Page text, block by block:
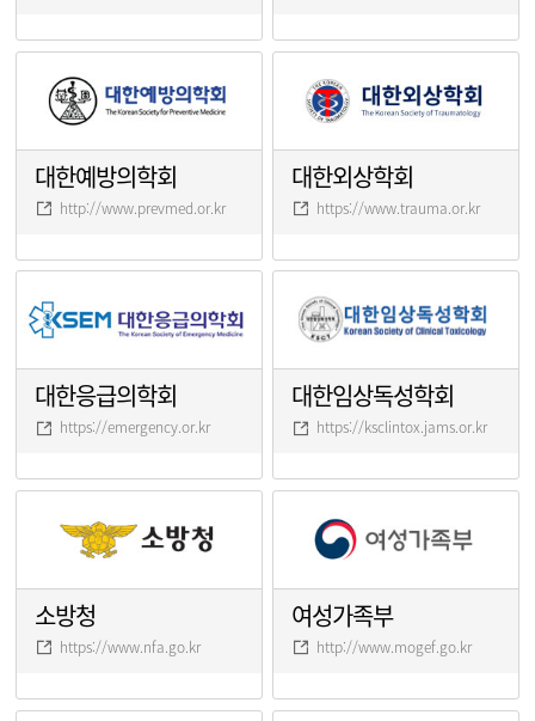
대한예방의학회
http://www.prevmed.or.kr
대한외상학회
https://www.trauma.or.kr
대한응급의학회
https://emergency.or.kr
대한임상독성학회
https://ksclintox.jams.or.kr
소방청
https://www.nfa.go.kr
여성가족부
http://www.mogef.go.kr